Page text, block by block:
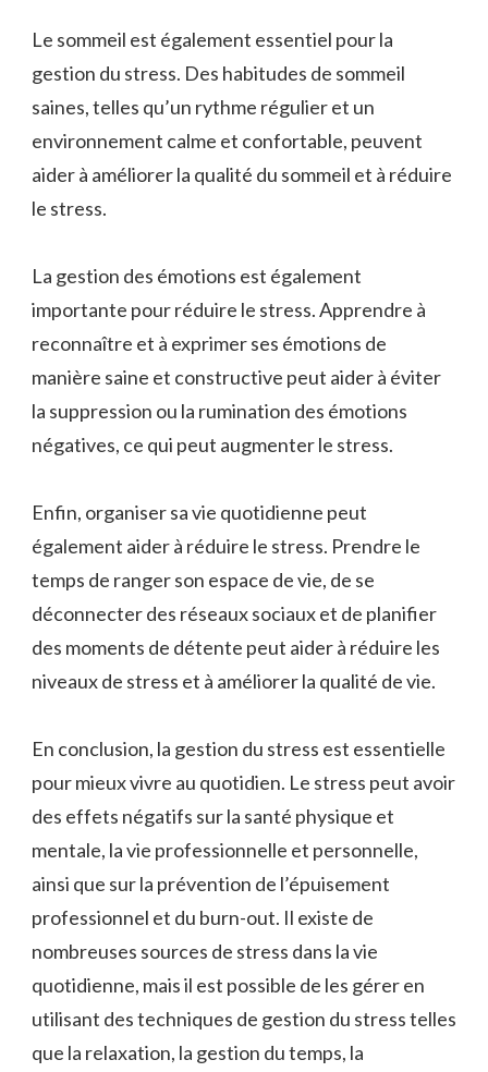
Le sommeil est également essentiel pour la
gestion du stress. Des habitudes de sommeil
saines, telles qu’un rythme régulier et un
environnement calme et confortable, peuvent
aider à améliorer la qualité du sommeil et à réduire
le stress.
La gestion des émotions est également
importante pour réduire le stress. Apprendre à
reconnaître et à exprimer ses émotions de
manière saine et constructive peut aider à éviter
la suppression ou la rumination des émotions
négatives, ce qui peut augmenter le stress.
Enfin, organiser sa vie quotidienne peut
également aider à réduire le stress. Prendre le
temps de ranger son espace de vie, de se
déconnecter des réseaux sociaux et de planifier
des moments de détente peut aider à réduire les
niveaux de stress et à améliorer la qualité de vie.
En conclusion, la gestion du stress est essentielle
pour mieux vivre au quotidien. Le stress peut avoir
des effets négatifs sur la santé physique et
mentale, la vie professionnelle et personnelle,
ainsi que sur la prévention de l’épuisement
professionnel et du burn-out. Il existe de
nombreuses sources de stress dans la vie
quotidienne, mais il est possible de les gérer en
utilisant des techniques de gestion du stress telles
que la relaxation, la gestion du temps, la